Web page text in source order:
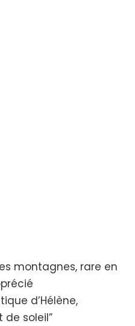
montagnes, rare en
d’Hélène,
de soleil”